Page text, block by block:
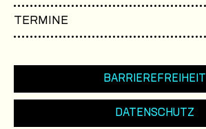
TERMINE
BARRIEREFREIHEIT
DATENSCHUTZ